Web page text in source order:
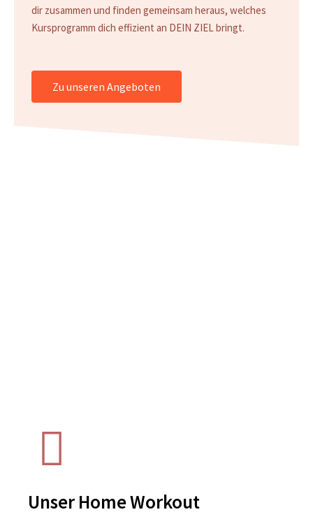
dir zusammen und finden gemeinsam heraus, welches
Kursprogramm dich effizient an DEIN ZIEL bringt.
Zu unseren Angeboten
Unser Home Workout